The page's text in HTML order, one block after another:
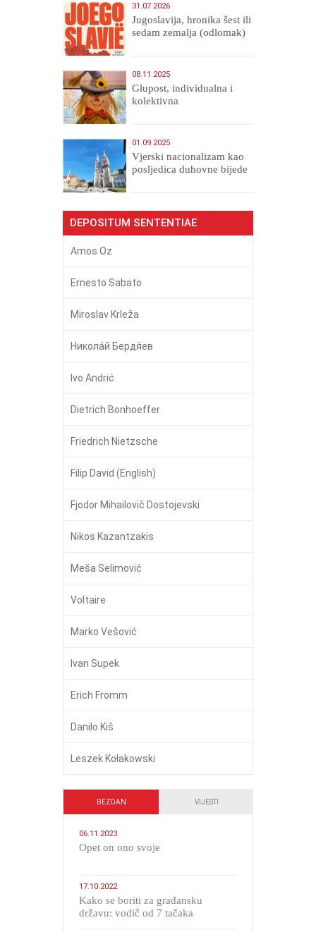
31.07.2026
Jugoslavija, hronika šest ili
sedam zemalja (odlomak)
08.11.2025
Glupost, individualna i
kolektivna
01.09.2025
​Vjerski nacionalizam kao
posljedica duhovne bijede
DEPOSITUM SENTENTIAE
Amos Oz
Ernesto Sabato
Miroslav Krleža
Никола́й Бердя́ев
Ivo Andrić
Dietrich Bonhoeffer
Friedrich Nietzsche
Filip David (English)
Fjodor Mihailovič Dostojevski
Nikos Kazantzakis
Meša Selimović
Voltaire
Marko Vešović
Ivan Supek
Erich Fromm
Danilo Kiš
Leszek Kołakowski
BEZDAN VIJESTI
06.11.2023
​Opet on ono svoje
17.10.2022
Kako se boriti za građansku
državu: vodič od 7 tačaka